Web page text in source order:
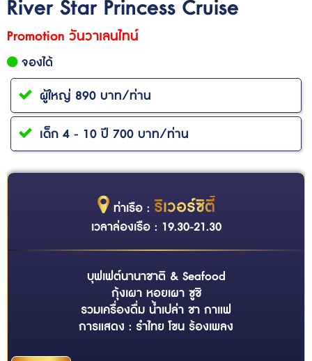
River Star Princess Cruise
Promotion วันวาเลนไทน์
จองได้
ผู้ใหญ่ 890 บาท/ท่าน
เด็ก 4 - 10 ปี 700 บาท/ท่าน
ท่าเรือ : ริเวอร์ซิตี้
เวลาล่องเรือ : 19.30-21.30
บุฟเฟต์นานาชาติ & Seafood
กุ้งเผา หอยเผา ซูชิ
รวมเครื่องดื่ม น้ำเปล่า ชา กาแฟ
การแสดง : รำไทย โขน ร้องเพลง